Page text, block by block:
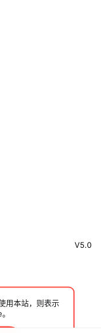
V5.0
用本站，则表示